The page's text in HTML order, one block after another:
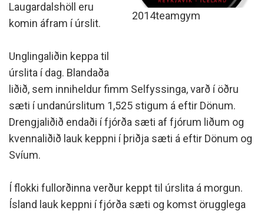
2014teamgym
Laugardalshöll eru
komin áfram í úrslit.
Unglingaliðin keppa til
úrslita í dag. Blandaða
liðið, sem inniheldur fimm Selfyssinga, varð í öðru
sæti í undanúrslitum 1,525 stigum á eftir Dönum.
Drengjaliðið endaði í fjórða sæti af fjórum liðum og
kvennaliðið lauk keppni í þriðja sæti á eftir Dönum og
Svíum.
Í flokki fullorðinna verður keppt til úrslita á morgun.
Ísland lauk keppni í fjórða sæti og komst örugglega